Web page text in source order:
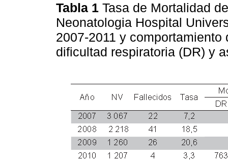
Tabla 1 Tasa de Mortalidad
Neonatologia Hospital
2007-2011 y
dificultad respiratoria (DR) y